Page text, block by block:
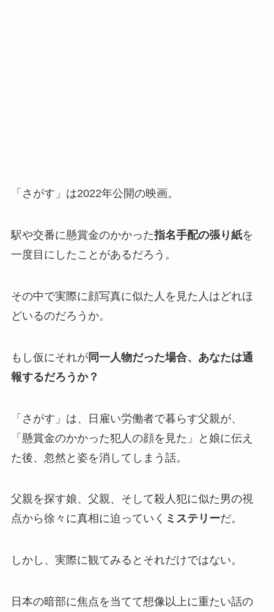
「さがす」は2022年公開の映画。
駅や交番に懸賞金のかかった指名手配の張り紙を
一度目にしたことがあるだろう。
その中で実際に顔写真に似た人を見た人はどれほ
どいるのだろうか。
もし仮にそれが同一人物だった場合、あなたは通
報するだろうか？
「さがす」は、日雇い労働者で暮らす父親が、
「懸賞金のかかった犯人の顔を見た」と娘に伝え
た後、忽然と姿を消してしまう話。
父親を探す娘、父親、そして殺人犯に似た男の視
点から徐々に真相に迫っていく ミステリーだ。
しかし、実際に観てみるとそれだけではない。
日本の暗部に焦点を当てて想像以上に重たい話の